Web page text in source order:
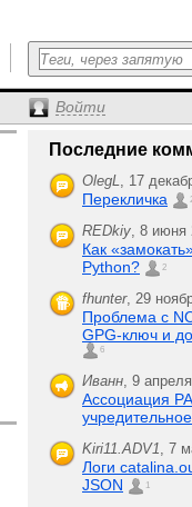
Войти
Последние
OlegL, 17
Перекличка
REDkiy, 8 июня
Как
Python?
2
fhunter, 29
Проблема с
GPG-ключ и
6
Иванн, 9
Ассоциация
Kiri11.ADV1, 7
Логи
JSON
1